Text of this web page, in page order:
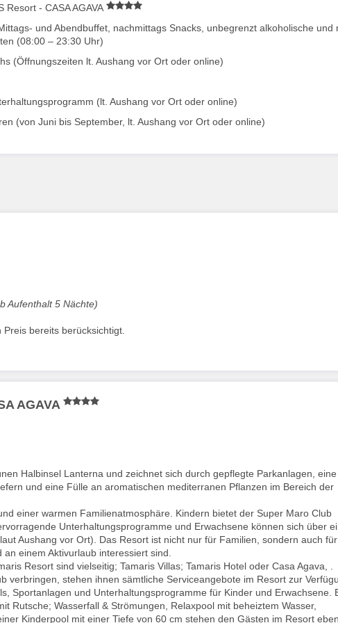
Resort - CASA AGAVA
und Abendbuffet, nachmittags Snacks, unbegrenzt alkoholische und
(08:00 – 23:30 Uhr)
(Öffnungszeiten lt. Aushang vor Ort oder online)
(lt. Aushang vor Ort oder online)
(von Juni bis September, lt. Aushang vor Ort oder online)
Aufenthalt 5 Nächte)
bereits berücksichtigt.
AGAVA
Halbinsel Lanterna und zeichnet sich durch gepflegte Parkanlagen, eine
und eine Fülle an aromatischen mediterranen Pflanzen im Bereich der
einer warmen Familienatmosphäre. Kindern bietet der Super Maro Club
Unterhaltungsprogramme und Erwachsene können sich über
Aushang vor Ort). Das Resort ist nicht nur für Familien, sondern auch für
einem Aktivurlaub interessiert sind.
Resort sind vielseitig; Tamaris Villas; Tamaris Hotel oder Casa Agava, .
verbringen, stehen ihnen sämtliche Serviceangebote im Resort zur
Sportanlagen und Unterhaltungsprogramme für Kinder und Erwachsene.
Rutsche; Wasserfall & Strömungen, Relaxpool mit beheiztem Wasser,
Kinderpool mit einer Tiefe von 60 cm stehen den Gästen im Resort